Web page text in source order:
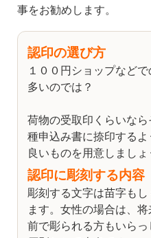
事をお勧めします。
認印の選び方
１００円ショップなど
多いのでは？
荷物の受取印くらいな
種申込み書に捺印する
良いものを用意しましょ
認印に彫刻する内容
彫刻する文字は苗字も
ます。女性の場合は、
前で彫られる方もいらっ